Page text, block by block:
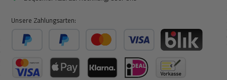
Unsere Zahlungsarten:
Später BezahlenKredit- oder Debitkarte